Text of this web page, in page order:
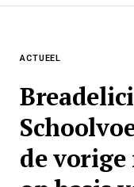
ACTUEEL
de